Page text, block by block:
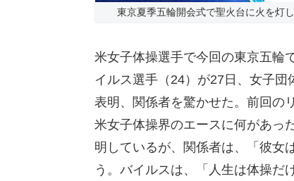
東京夏季五輪開会式で聖火台に火を灯
米女子体操選手で今回の東京五輪
イルス選手（24）が27日、女子
表明、関係者を驚かせた。前回の
米女子体操界のエースに何があっ
明しているが、関係者は、「彼女
う。バイルスは、「人生は体操だ